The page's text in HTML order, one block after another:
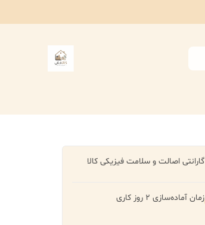
گارانتی اصالت و سلامت فیزیکی کالا
زمان آماده‌سازی 2 روز کاری